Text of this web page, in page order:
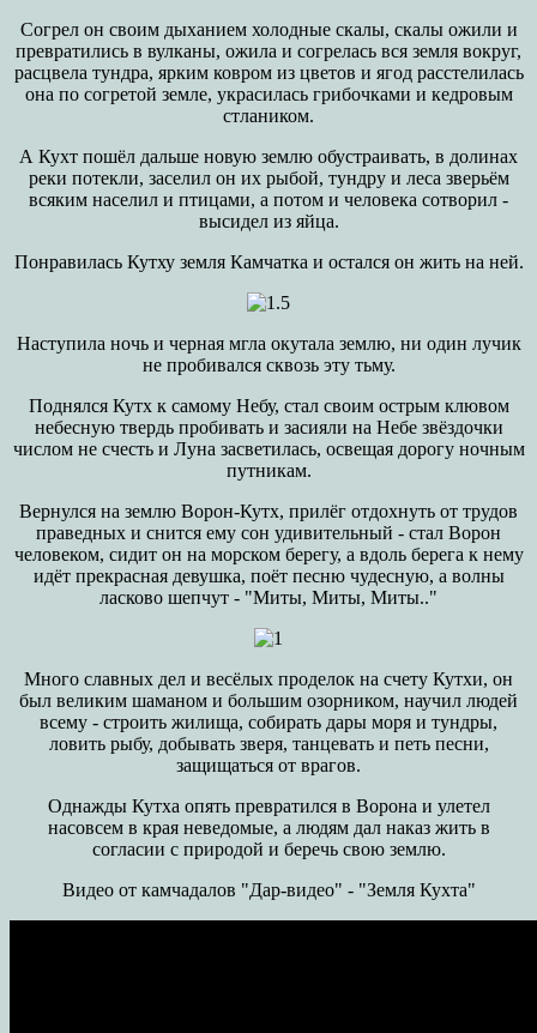
Согрел он своим дыханием холодные скалы, скалы ожили и
превратились в вулканы, ожила и согрелась вся земля вокруг,
расцвела тундра, ярким ковром из цветов и ягод расстелилась
она по согретой земле, украсилась грибочками и кедровым
стлаником.
А Кухт пошёл дальше новую землю обустраивать, в долинах
реки потекли, заселил он их рыбой, тундру и леса зверьём
всяким населил и птицами, а потом и человека сотворил -
высидел из яйца.
Понравилась Кутху земля Камчатка и остался он жить на ней.
Наступила ночь и черная мгла окутала землю, ни один лучик
не пробивался сквозь эту тьму.
Поднялся Кутх к самому Небу, стал своим острым клювом
небесную твердь пробивать и засияли на Небе звёздочки
числом не счесть и Луна засветилась, освещая дорогу ночным
путникам.
Вернулся на землю Ворон-Кутх, прилёг отдохнуть от трудов
праведных и снится ему сон удивительный - стал Ворон
человеком, сидит он на морском берегу, а вдоль берега к нему
идёт прекрасная девушка, поёт песню чудесную, а волны
ласково шепчут - "Миты, Миты, Миты.."
Много славных дел и весёлых проделок на счету Кутхи, он
был великим шаманом и большим озорником, научил людей
всему - строить жилища, собирать дары моря и тундры,
ловить рыбу, добывать зверя, танцевать и петь песни,
защищаться от врагов.
Однажды Кутха опять превратился в Ворона и улетел
насовсем в края неведомые, а людям дал наказ жить в
согласии с природой и беречь свою землю.
Видео от камчадалов "Дар-видео" - "Земля Кухта"